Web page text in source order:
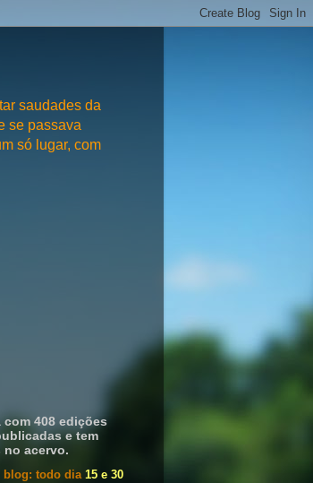
saudades da
se passava
só lugar, com
408 edições
e tem
no acervo.
blog: todo dia 15 e 30